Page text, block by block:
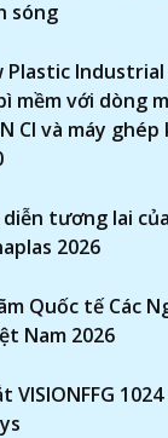
sóng
Plastic
mềm với dòng
CI và máy
tương lai
2026
Quốc tế Các
Nam 2026
VISIONFFG